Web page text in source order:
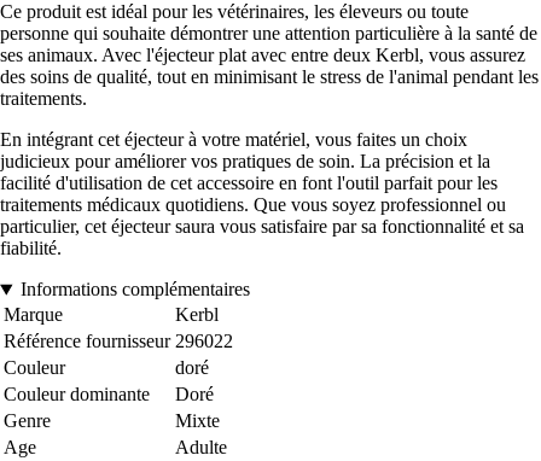
Ce produit est idéal pour les vétérinaires, les éleveurs ou toute
personne qui souhaite démontrer une attention particulière à la santé de
ses animaux. Avec l'éjecteur plat avec entre deux Kerbl, vous assurez
des soins de qualité, tout en minimisant le stress de l'animal pendant les
traitements.
En intégrant cet éjecteur à votre matériel, vous faites un choix
judicieux pour améliorer vos pratiques de soin. La précision et la
facilité d'utilisation de cet accessoire en font l'outil parfait pour les
traitements médicaux quotidiens. Que vous soyez professionnel ou
particulier, cet éjecteur saura vous satisfaire par sa fonctionnalité et sa
fiabilité.
Informations complémentaires
Marque
Kerbl
Référence fournisseur 296022
Couleur
doré
Couleur dominante
Doré
Genre
Mixte
Age
Adulte